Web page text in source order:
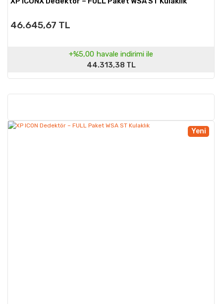
46.645,67 TL
+%5,00 havale indirimi ile
44.313,38 TL
Yeni